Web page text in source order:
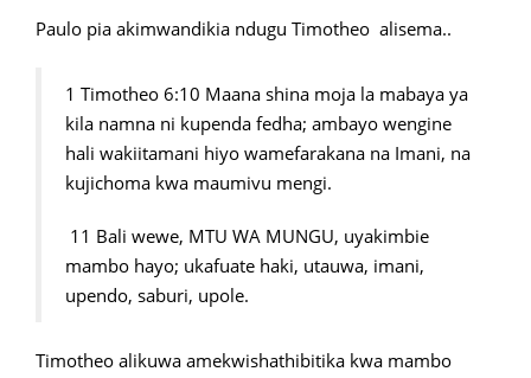
Paulo pia akimwandikia ndugu Timotheo alisema..
1 Timotheo 6:10 Maana shina moja la mabaya ya
kila namna ni kupenda fedha; ambayo wengine
hali wakiitamani hiyo wamefarakana na Imani, na
kujichoma kwa maumivu mengi.
11 Bali wewe, MTU WA MUNGU, uyakimbie
mambo hayo; ukafuate haki, utauwa, imani,
upendo, saburi, upole.
Timotheo alikuwa amekwishathibitika kwa mambo